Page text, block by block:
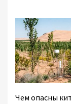
Чем опасны